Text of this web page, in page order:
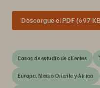
Descargue el PDF (697
Casos de estudio de clientes
Europa, Medio Oriente y África